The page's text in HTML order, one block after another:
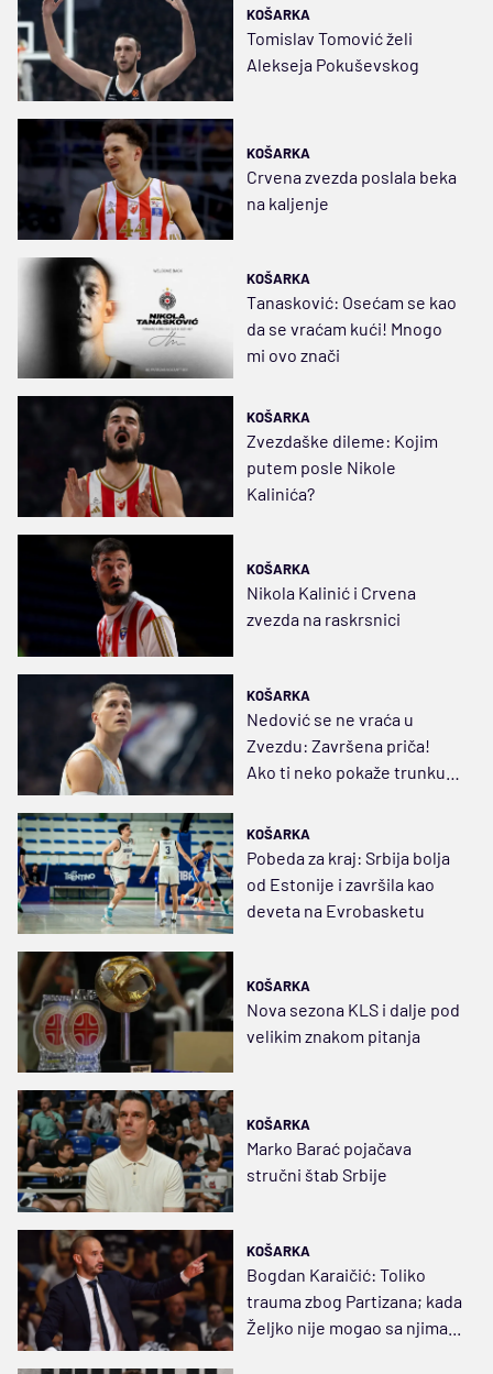
KOŠARKA
Tomislav Tomović želi
Alekseja Pokuševskog
KOŠARKA
Crvena zvezda poslala beka
na kaljenje
KOŠARKA
Tanasković: Osećam se kao
da se vraćam kući! Mnogo
mi ovo znači
KOŠARKA
Zvezdaške dileme: Kojim
putem posle Nikole
Kalinića?
KOŠARKA
Nikola Kalinić i Crvena
zvezda na raskrsnici
KOŠARKA
Nedović se ne vraća u
Zvezdu: Završena priča!
Ako ti neko pokaže trunku
KOŠARKA
Pobeda za kraj: Srbija bolja
od Estonije i završila kao
deveta na Evrobasketu
KOŠARKA
Nova sezona KLS i dalje pod
velikim znakom pitanja
KOŠARKA
Marko Barać pojačava
stručni štab Srbije
KOŠARKA
Bogdan Karaičić: Toliko
trauma zbog Partizana; kada
Željko nije mogao sa njima...